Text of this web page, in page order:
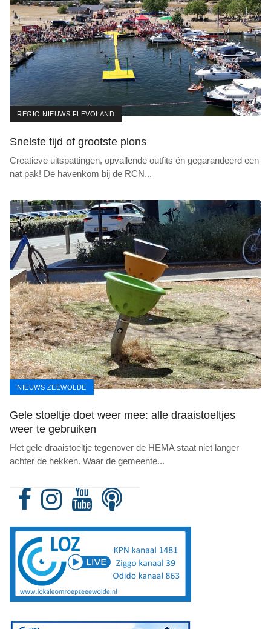
REGIO NIEUWS FLEVOLAND
Snelste tijd of grootste plons
Creatieve uitspattingen, opvallende outfits én gegarandeerd een
nat pak! De havenkom bij de RCN...
NIEUWS ZEEWOLDE
Gele stoeltje doet weer mee: alle draaistoeltjes
weer te gebruiken
Het gele draaistoeltje tegenover de HEMA staat niet langer
achter de hekken. Waar de gemeente...